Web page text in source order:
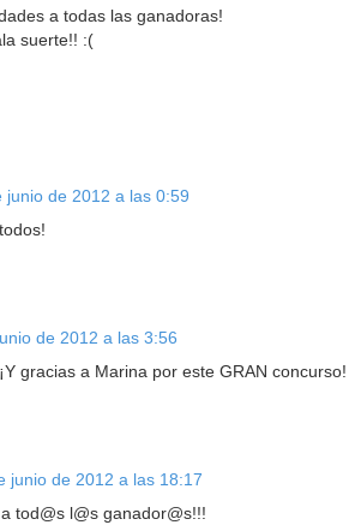
a todas las ganadoras!
suerte!! :(
junio de 2012 a las 0:59
de 2012 a las 3:56
gracias a Marina por este GRAN concurso!
junio de 2012 a las 18:17
tod@s l@s ganador@s!!!